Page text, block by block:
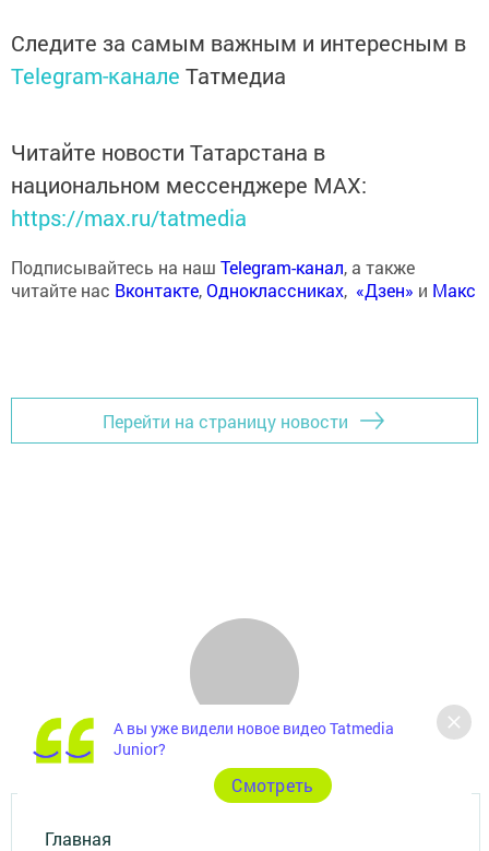
Следите за самым важным и интересным в
Telegram-канале Татмедиа
Читайте новости Татарстана в
национальном мессенджере MАХ:
https://max.ru/tatmedia
Подписывайтесь на наш Telegram-канал, а также
читайте нас Вконтакте,Одноклассниках, «Дзен» и Макс
Перейти на страницу новости
Главная
А вы уже видели новое видео Tatmedia
Junior?
Cмотреть